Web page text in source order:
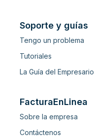
Soporte y guías
Tengo un problema
Tutoriales
La Guía del Empresario
FacturaEnLinea
Sobre la empresa
Contáctenos